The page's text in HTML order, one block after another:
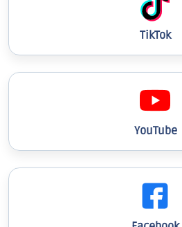
TikTok
YouTube